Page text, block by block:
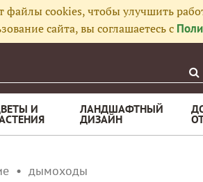
файлы cookies, чтобы улучшить
сайта, вы соглашаетесь с
И ЛАНДШАФТНЫЙ
ДИЗАЙН
дымоходы